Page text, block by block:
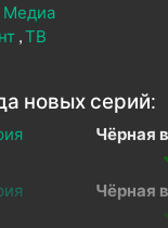
Медиа
ТВ
новых серий:
Чёрная
Чёрная